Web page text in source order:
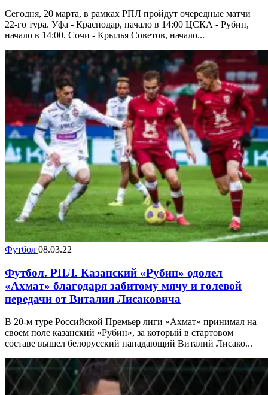
Сегодня, 20 марта, в рамках РПЛ пройдут очередные матчи
22-го тура. Уфа - Краснодар, начало в 14:00 ЦСКА - Рубин,
начало в 14:00. Сочи - Крылья Советов, начало...
Футбол 08.03.22
Футбол. РПЛ. Казанский «Рубин» одолел
«Ахмат» благодаря забитому мячу и голевой
передачи от Виталия Лисаковича
В 20-м туре Российской Премьер лиги «Ахмат» принимал на
своем поле казанский «Рубин», за который в стартовом
составе вышел белорусский нападающий Виталий Лисако...